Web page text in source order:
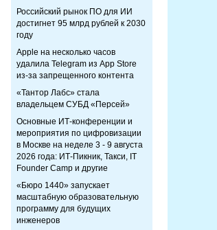
Российский рынок ПО для ИИ
достигнет 95 млрд рублей к 2030
году
Apple на несколько часов
удалила Telegram из App Store
из-за запрещенного контента
«Тантор Лабс» стала
владельцем СУБД «Персей»
Основные ИТ-конференции и
мероприятия по цифровизации
в Москве на неделе 3 - 9 августа
2026 года: ИТ-Пикник, Такси, IT
Founder Camp и другие
«Бюро 1440» запускает
масштабную образовательную
программу для будущих
инженеров